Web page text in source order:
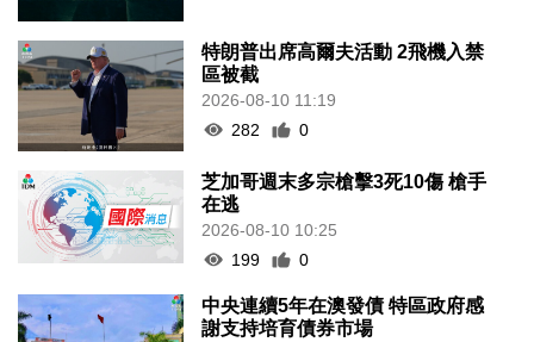
特朗普出席高爾夫活動 2飛機入禁
區被截
2026-08-10 11:19
282
0
芝加哥週末多宗槍擊3死10傷 槍手
在逃
2026-08-10 10:25
199
0
中央連續5年在澳發債 特區政府感
謝支持培育債券市場